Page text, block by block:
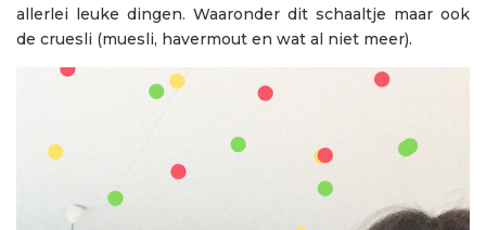
allerlei leuke dingen. Waaronder dit schaaltje maar ook
de cruesli (muesli, havermout en wat al niet meer).